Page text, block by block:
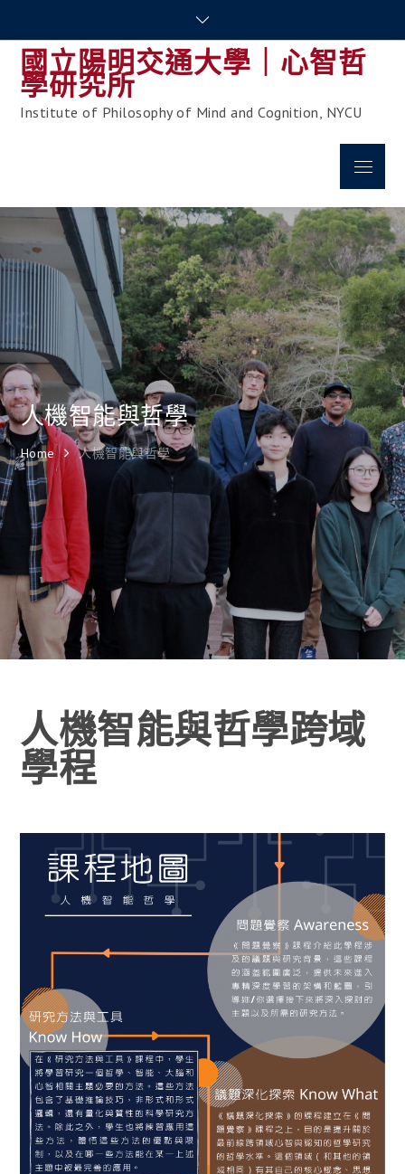
content國立陽明交通大學｜心智哲
學研究所
Institute of Philosophy of Mind and Cognition, NYCU
Menu
人機智能與哲學
Home 人機智能與哲學
人機智能與哲學跨域
學程